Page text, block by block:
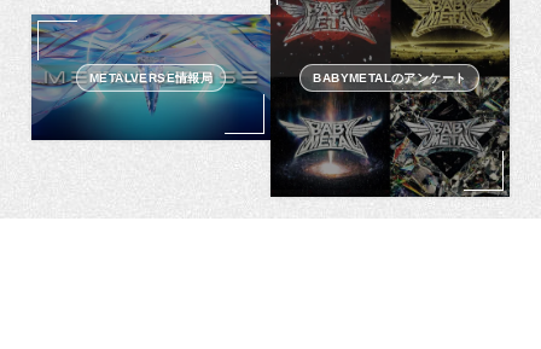
METALVERSE情報局 BABYMETALのアンケート